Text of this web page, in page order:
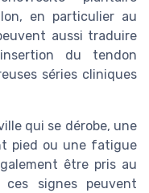
en particulier au
aussi traduire
du tendon
séries cliniques
qui se dérobe, une
pied ou une fatigue
être pris au
signes peuvent